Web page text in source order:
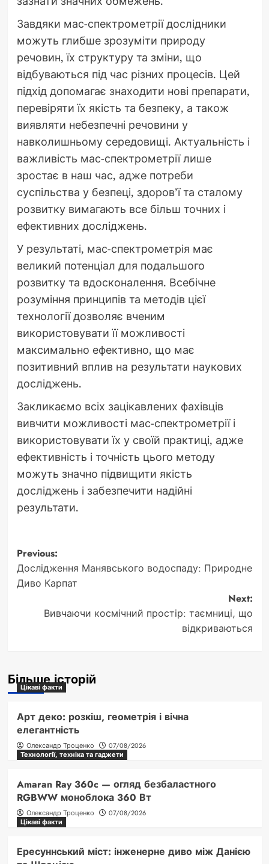
Завдяки мас-спектрометрії дослідники
можуть глибше зрозуміти природу
речовин, їх структуру та зміни, що
відбуваються під час різних процесів. Цей
підхід допомагає знаходити нові препарати,
перевіряти їх якість та безпеку, а також
виявляти небезпечні речовини у
навколишньому середовищі. Актуальність і
важливість мас-спектрометрії лише
зростає в наш час, адже потреби
суспільства у безпеці, здоров’ї та сталому
розвитку вимагають все більш точних і
ефективних досліджень.
У результаті, мас-спектрометрія має
великий потенціал для подальшого
розвитку та вдосконалення. Всебічне
розуміння принципів та методів цієї
технології дозволяє вченим
використовувати її можливості
максимально ефективно, що має
позитивний вплив на результати наукових
досліджень.
Закликаємо всіх зацікавлених фахівців
вивчити можливості мас-спектрометрії і
використовувати їх у своїй практиці, адже
ефективність і точність цього методу
можуть значно підвищити якість
досліджень і забезпечити надійні
результати.
Post
navigation
Previous:
Дослідження Манявського водоспаду: Природне
Диво Карпат
Next:
Вивчаючи космічний простір: таємниці, що
відкриваються
Більше історій
Цікаві факти
Арт деко: розкіш, геометрія і вічна
елегантність
Олександр Троценко
07/08/2026
Технології, техніка та гаджети
Amaran Ray 360c — огляд безбаластного
RGBWW моноблока 360 Вт
Олександр Троценко
07/08/2026
Цікаві факти
Ересуннський міст: інженерне диво між Данією